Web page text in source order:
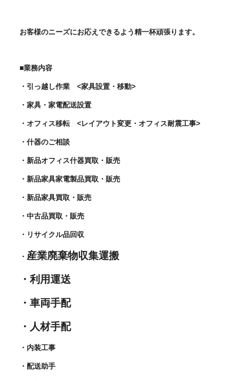
お客様のニーズにお応えできるよう精一杯頑張ります。
■業務内容
・引っ越し作業 <家具設置・移動>
・家具・家電配送設置
・オフィス移転 <レイアウト変更・オフィス耐震工事>
・什器のご相談
・新品オフィス什器買取・販売
・新品家具家電製品買取・販売
・新品家具買取・販売
・中古品買取・販売
・リサイクル品回収
・ 産業廃棄物収集運搬
・利用運送
・車両手配
・人材手配
・内装工事
・配送助手